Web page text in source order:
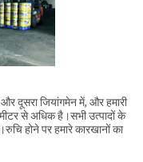
दूसरा जियांगमेन में, और हमारी
मीटर से अधिक है।सभी उत्पादों के
होने पर हमारे कारखानों का